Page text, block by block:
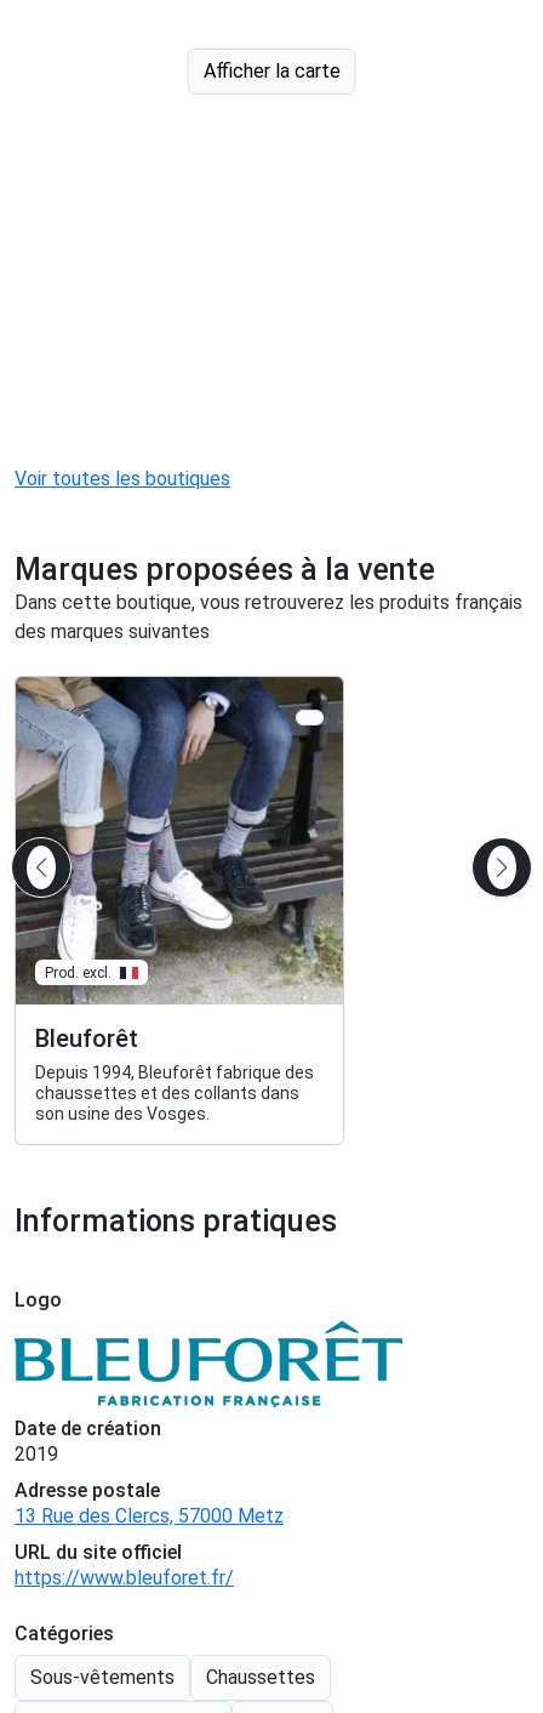
Afficher la carte
Voir toutes les boutiques
Marques proposées à la vente
Dans cette boutique, vous retrouverez les produits français
des marques suivantes
Prod. excl.
Bleuforêt
Depuis 1994, Bleuforêt fabrique des
chaussettes et des collants dans
son usine des Vosges.
Informations pratiques
Logo
Date de création
2019
Adresse postale
13 Rue des Clercs, 57000 Metz
URL du site officiel
https://www.bleuforet.fr/
Catégories
Sous-vêtements
Chaussettes